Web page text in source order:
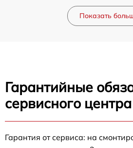
Показать
Гарантийные
сервисного
Гарантия от сервиса: на